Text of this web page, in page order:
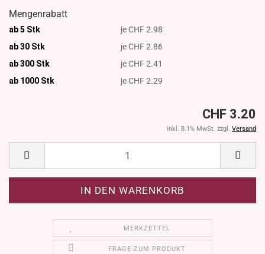
Mengenrabatt
ab 5 Stk
je CHF 2.98
ab 30 Stk
je CHF 2.86
ab 300 Stk
je CHF 2.41
ab 1000 Stk je CHF 2.29
CHF 3.20
inkl. 8.1% MwSt. zzgl. Versand
MERKZETTEL
FRAGE ZUM PRODUKT